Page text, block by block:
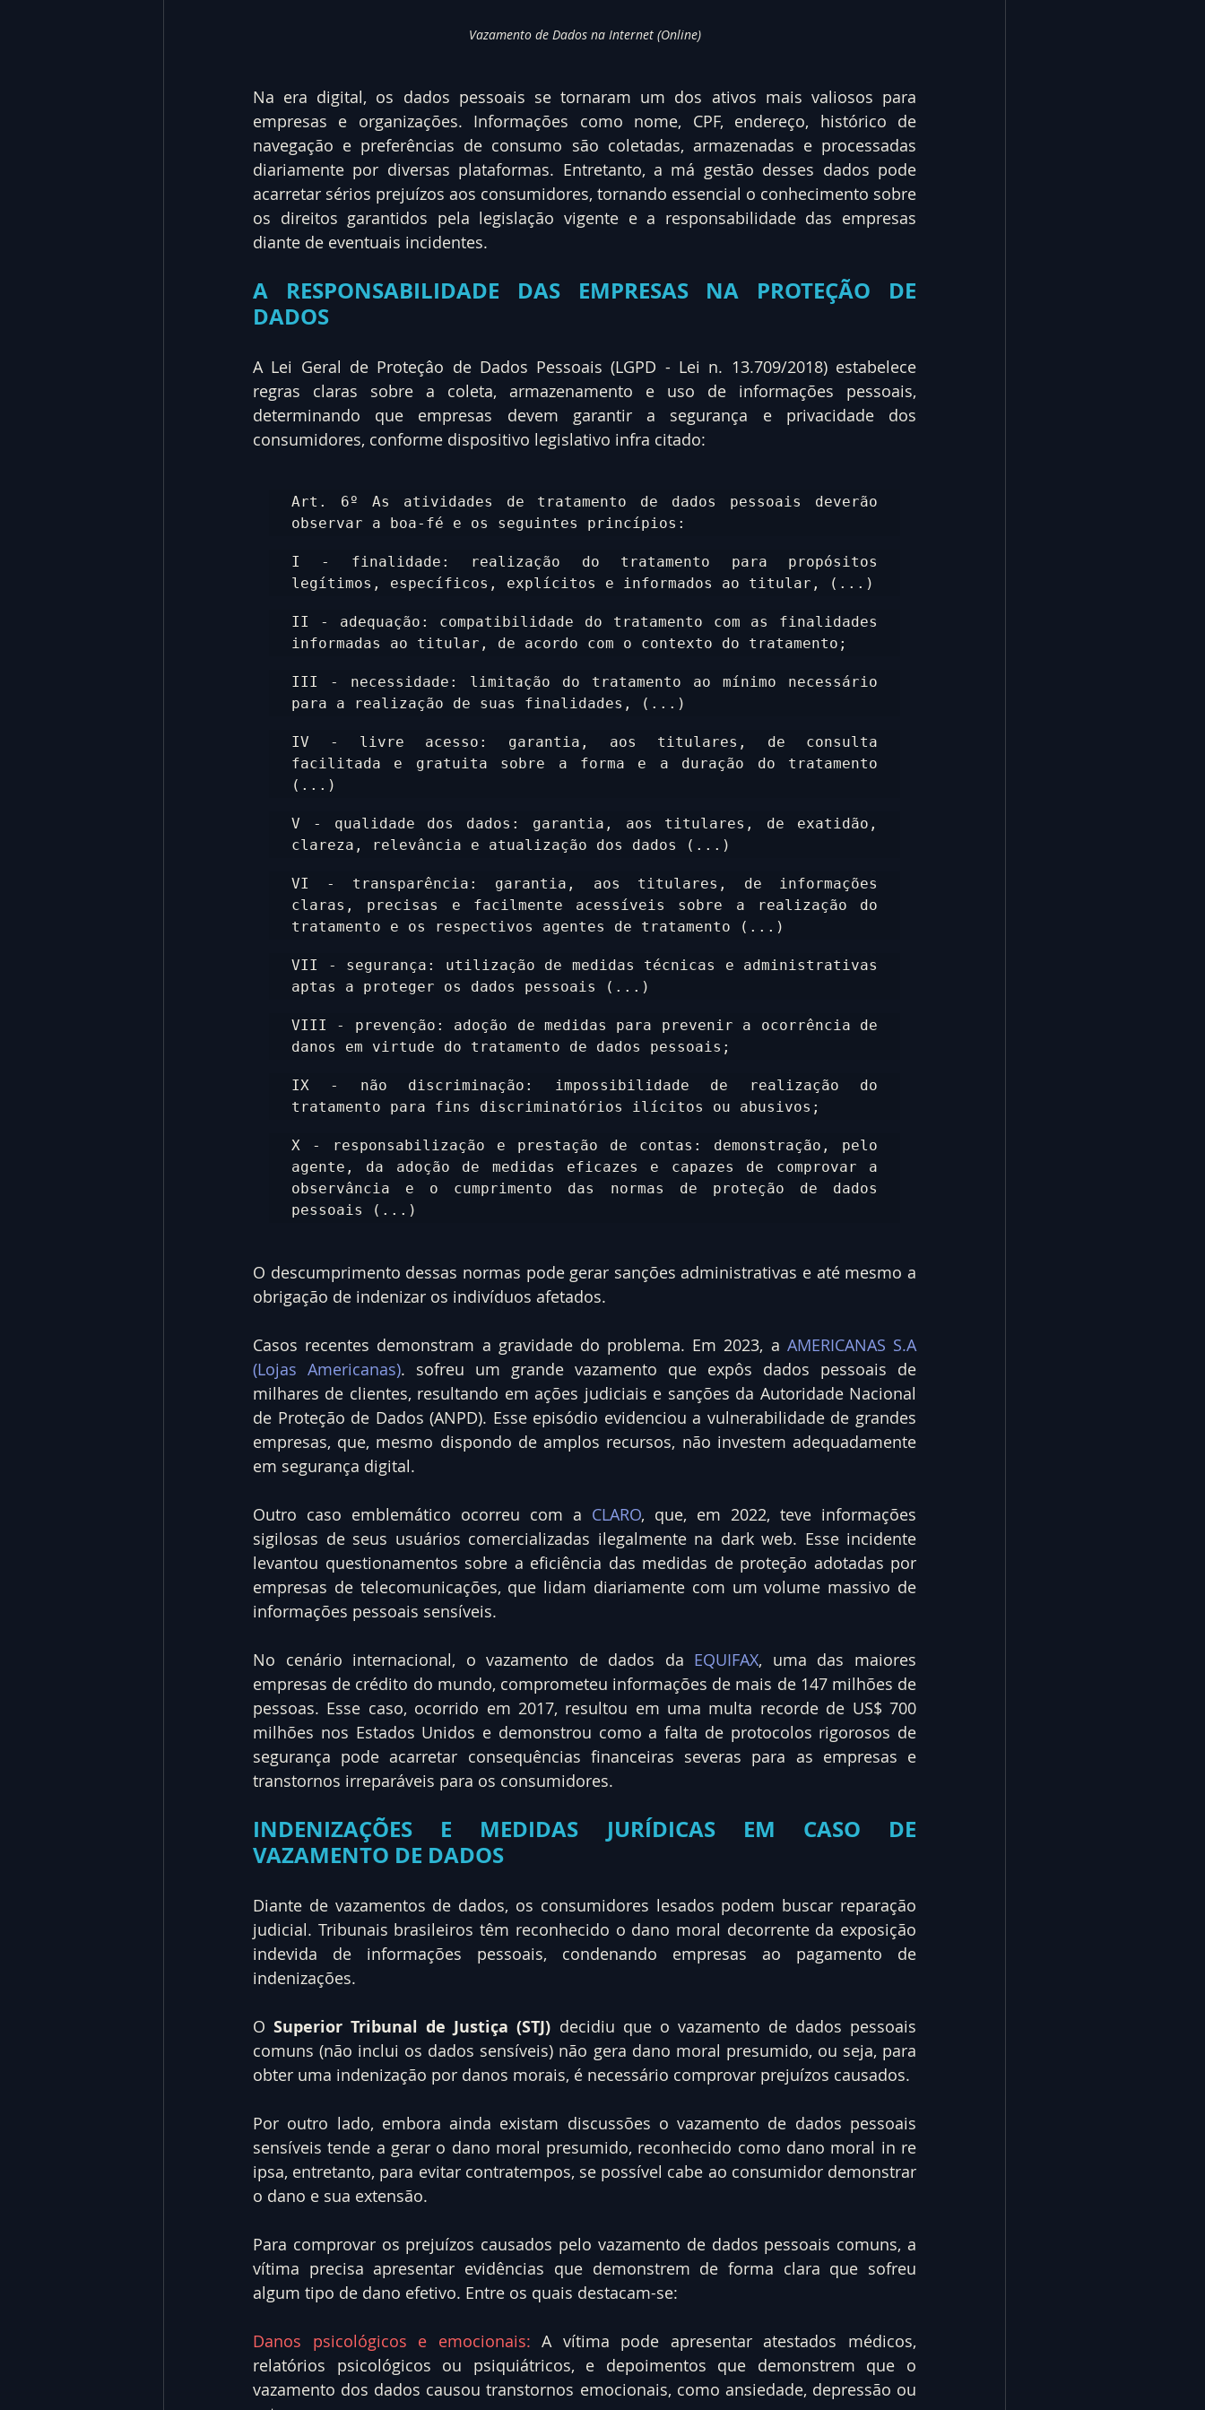
Vazamento de Dados na Internet (Online)
Na era digital, os dados pessoais se tornaram um dos ativos mais valiosos para
empresas e organizações. Informações como nome, CPF, endereço, histórico de
navegação e preferências de consumo são coletadas, armazenadas e processadas
diariamente por diversas plataformas. Entretanto, a má gestão desses dados pode
acarretar sérios prejuízos aos consumidores, tornando essencial o conhecimento sobre
os direitos garantidos pela legislação vigente e a responsabilidade das empresas
diante de eventuais incidentes.
A RESPONSABILIDADE DAS EMPRESAS NA PROTEÇÃO DE
DADOS
A Lei Geral de Proteçâo de Dados Pessoais (LGPD - Lei n. 13.709/2018) estabelece
regras claras sobre a coleta, armazenamento e uso de informações pessoais,
determinando que empresas devem garantir a segurança e privacidade dos
consumidores, conforme dispositivo legislativo infra citado:
Art. 6º As atividades de tratamento de dados pessoais deverão
observar a boa-fé e os seguintes princípios:
I - finalidade: realização do tratamento para propósitos
legítimos, específicos, explícitos e informados ao titular, (...)
II - adequação: compatibilidade do tratamento com as finalidades
informadas ao titular, de acordo com o contexto do tratamento;
III - necessidade: limitação do tratamento ao mínimo necessário
para a realização de suas finalidades, (...)
IV - livre acesso: garantia, aos titulares, de consulta
facilitada e gratuita sobre a forma e a duração do tratamento
(...)
V - qualidade dos dados: garantia, aos titulares, de exatidão,
clareza, relevância e atualização dos dados (...)
VI - transparência: garantia, aos titulares, de informações
claras, precisas e facilmente acessíveis sobre a realização do
tratamento e os respectivos agentes de tratamento (...)
VII - segurança: utilização de medidas técnicas e administrativas
aptas a proteger os dados pessoais (...)
VIII - prevenção: adoção de medidas para prevenir a ocorrência de
danos em virtude do tratamento de dados pessoais;
IX - não discriminação: impossibilidade de realização do
tratamento para fins discriminatórios ilícitos ou abusivos;
X - responsabilização e prestação de contas: demonstração, pelo
agente, da adoção de medidas eficazes e capazes de comprovar a
observância e o cumprimento das normas de proteção de dados
pessoais (...)
O descumprimento dessas normas pode gerar sanções administrativas e até mesmo a
obrigação de indenizar os indivíduos afetados.
Casos recentes demonstram a gravidade do problema. Em 2023, a AMERICANAS S.A
(Lojas Americanas). sofreu um grande vazamento que expôs dados pessoais de
milhares de clientes, resultando em ações judiciais e sanções da Autoridade Nacional
de Proteção de Dados (ANPD). Esse episódio evidenciou a vulnerabilidade de grandes
empresas, que, mesmo dispondo de amplos recursos, não investem adequadamente
em segurança digital.
Outro caso emblemático ocorreu com a CLARO, que, em 2022, teve informações
sigilosas de seus usuários comercializadas ilegalmente na dark web. Esse incidente
levantou questionamentos sobre a eficiência das medidas de proteção adotadas por
empresas de telecomunicações, que lidam diariamente com um volume massivo de
informações pessoais sensíveis.
No cenário internacional, o vazamento de dados da EQUIFAX, uma das maiores
empresas de crédito do mundo, comprometeu informações de mais de 147 milhões de
pessoas. Esse caso, ocorrido em 2017, resultou em uma multa recorde de US$ 700
milhões nos Estados Unidos e demonstrou como a falta de protocolos rigorosos de
segurança pode acarretar consequências financeiras severas para as empresas e
transtornos irreparáveis para os consumidores.
INDENIZAÇÕES E MEDIDAS JURÍDICAS EM CASO DE
VAZAMENTO DE DADOS
Diante de vazamentos de dados, os consumidores lesados podem buscar reparação
judicial. Tribunais brasileiros têm reconhecido o dano moral decorrente da exposição
indevida de informações pessoais, condenando empresas ao pagamento de
indenizações.
O Superior Tribunal de Justiça (STJ) decidiu que o vazamento de dados pessoais
comuns (não inclui os dados sensíveis) não gera dano moral presumido, ou seja, para
obter uma indenização por danos morais, é necessário comprovar prejuízos causados.
Por outro lado, embora ainda existam discussões o vazamento de dados pessoais
sensíveis tende a gerar o dano moral presumido, reconhecido como dano moral in re
ipsa, entretanto, para evitar contratempos, se possível cabe ao consumidor demonstrar
o dano e sua extensão.
Para comprovar os prejuízos causados pelo vazamento de dados pessoais comuns, a
vítima precisa apresentar evidências que demonstrem de forma clara que sofreu
algum tipo de dano efetivo. Entre os quais destacam-se:
Danos psicológicos e emocionais: A vítima pode apresentar atestados médicos,
relatórios psicológicos ou psiquiátricos, e depoimentos que demonstrem que o
vazamento dos dados causou transtornos emocionais, como ansiedade, depressão ou